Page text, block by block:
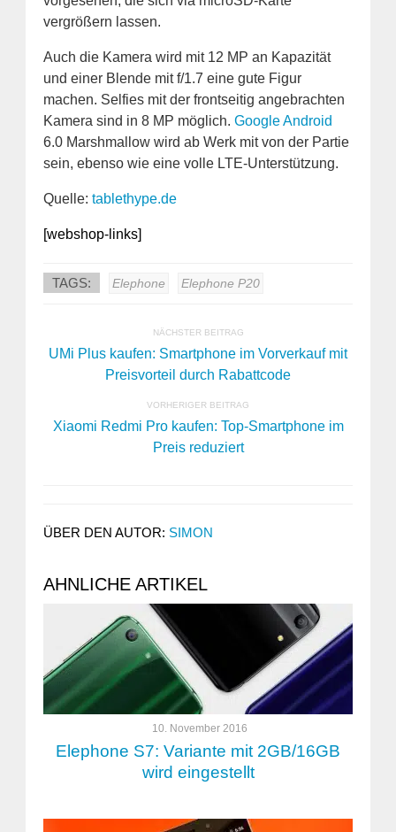
vergrößern lassen.
Auch die Kamera wird mit 12 MP an Kapazität
und einer Blende mit f/1.7 eine gute Figur
machen. Selfies mit der frontseitig angebrachten
Kamera sind in 8 MP möglich. GoogleAndroid
6.0 Marshmallow wird ab Werk mit von der Partie
sein, ebenso wie eine volle LTE-Unterstützung.
Quelle: tablethype.de
[webshop-links]
TAGS: Elephone Elephone P20
NÄCHSTER BEITRAG
UMi Plus kaufen: Smartphone im Vorverkauf mit
Preisvorteil durch Rabattcode
VORHERIGER BEITRAG
Xiaomi Redmi Pro kaufen: Top-Smartphone im
Preis reduziert
ÜBER DEN AUTOR: SIMON
AHNLICHE ARTIKEL
10. November 2016
Elephone S7: Variante mit 2GB/16GB
wird eingestellt